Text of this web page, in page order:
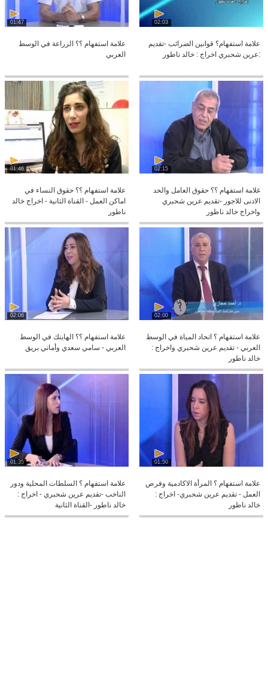
02:03
علامة استفهام؟ قوانين الضرائب -تقديم
:عرين شحبري اخراج : خالد ناطور
01:47
علامة استفهام ؟؟ الزراعة في الوسط
العربي
02:15
غلامة استفهام ؟؟ حقوق العامل والحد
الادنى للاجور -تقديم عرين شحبري
واخراج خالد ناطور
01:46
علامة استفهام ؟؟ حقوق النساء في
اماكن العمل - القناة الثانية - اخراج خالد
ناطور
02:00
علامة استفهام ؟ اتحاد المياة في الوسط
العربي - تقديم عرين شحبري واخراج :
خالد ناطور
02:06
علامة استفهام ؟؟ الهايتك في الوسط
العربي - سامي سعدي وأماني بريق
01:50
علامة استفهام ؟ المرأة الاكادمية وفرص
العمل - تقديم عرين شحبري- اخراج :
خالد ناطور
01:35
علامة استفهام ؟ السلطات المحلية ودور
الناخب -تقديم عرين شحبري - اخراج :
خالد ناطور -القناة الثانية